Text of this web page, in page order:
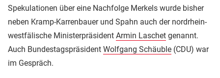
Spekulationen über eine Nachfolge Merkels wurde bisher
neben Kramp-Karrenbauer und Spahn auch der nordrhein-
westfälische Ministerpräsident Armin Laschet genannt.
Auch Bundestagspräsident Wolfgang Schäuble (CDU) war
im Gespräch.